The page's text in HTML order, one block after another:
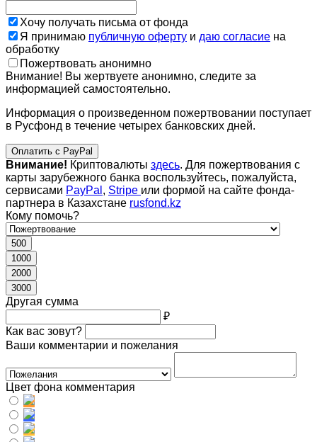
Хочу получать письма от фонда
Я принимаю публичную оферту и даю согласие на
обработку
Пожертвовать анонимно
Внимание! Вы жертвуете анонимно, следите за
информацией самостоятельно.
Информация о произведенном пожертвовании поступает
в Русфонд в течение четырех банковских дней.
Оплатить с PayPal
Внимание! Криптовалюты здесь. Для пожертвования с
карты зарубежного банка воспользуйтесь, пожалуйста,
сервисами PayPal , Stripe или формой на сайте фонда-
партнера в Казахстане rusfond.kz
Кому помочь?
500
1000
2000
3000
Другая сумма
₽
Как вас зовут?
Ваши комментарии и пожелания
Цвет фона комментария